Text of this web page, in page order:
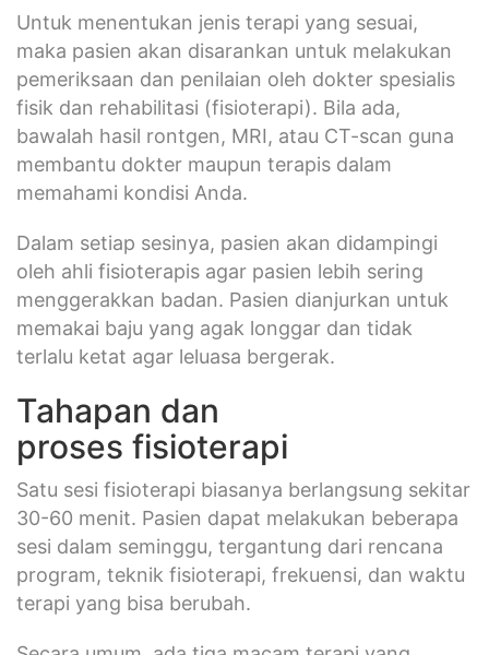
Untuk menentukan jenis terapi yang sesuai,
maka pasien akan disarankan untuk melakukan
pemeriksaan dan penilaian oleh dokter spesialis
fisik dan rehabilitasi (fisioterapi). Bila ada,
bawalah hasil rontgen, MRI, atau CT-scan guna
membantu dokter maupun terapis dalam
memahami kondisi Anda.
Dalam setiap sesinya, pasien akan didampingi
oleh ahli fisioterapis agar pasien lebih sering
menggerakkan badan. Pasien dianjurkan untuk
memakai baju yang agak longgar dan tidak
terlalu ketat agar leluasa bergerak.
Tahapan dan
proses fisioterapi
Satu sesi fisioterapi biasanya berlangsung sekitar
30-60 menit. Pasien dapat melakukan beberapa
sesi dalam seminggu, tergantung dari rencana
program, teknik fisioterapi, frekuensi, dan waktu
terapi yang bisa berubah.